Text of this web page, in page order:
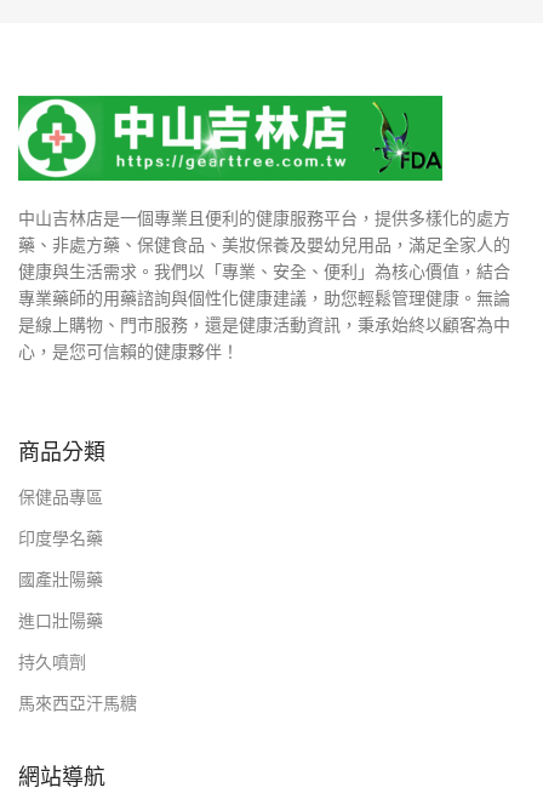
中山吉林店是一個專業且便利的健康服務平台，提供多樣化的處方
藥、非處方藥、保健食品、美妝保養及嬰幼兒用品，滿足全家人的
健康與生活需求。我們以「專業、安全、便利」為核心價值，結合
專業藥師的用藥諮詢與個性化健康建議，助您輕鬆管理健康。無論
是線上購物、門市服務，還是健康活動資訊，秉承始終以顧客為中
心，是您可信賴的健康夥伴！
商品分類
保健品專區
印度學名藥
國產壯陽藥
進口壯陽藥
持久噴劑
馬來西亞汗馬糖
網站導航